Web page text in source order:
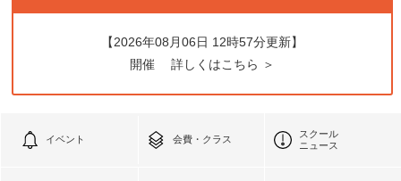
【2026年08月06日 12時57分更新】
開催
詳しくはこちら ＞
イベント 会費・クラス
スクール
ニュース